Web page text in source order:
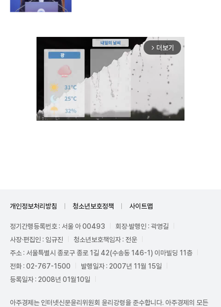
arrow_forward_ios 더보기
개인정보처리방침 청소년보호정책 사이트맵
정기간행등록번호 : 서울 아 00493
회장·발행인 : 곽영길
사장·편집인 : 임규진
청소년보호책임자 : 전운
주소 : 서울특별시 종로구 종로 1길 42(수송동 146-1) 이마빌딩 11층
전화 : 02-767-1500
발행일자 : 2007년 11월 15일
등록일자 : 2008년 01월10일
아주경제는 인터넷신문윤리위원회 윤리강령을 준수합니다. 아주경제의 모든